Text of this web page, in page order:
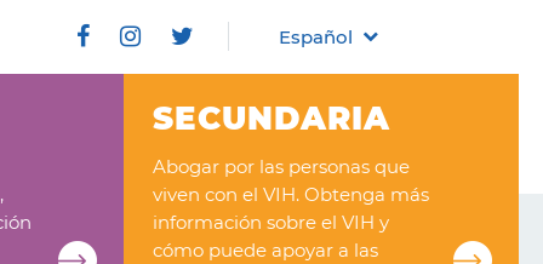
Español
SECUNDARIA
Abogar por las personas que
viven con el VIH. Obtenga más
información sobre el VIH y
cómo puede apoyar a las